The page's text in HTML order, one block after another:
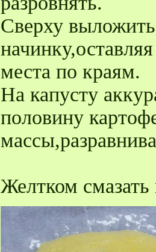
Сверху
места по краям.
На капусту
половину
Желтком смазать